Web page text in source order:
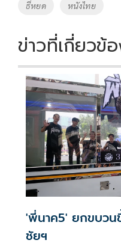
k k
Tags
ธี่หยด หนังไทย
ข่าวที่เกี่ยวข้
'พี่นาค5' ยกขบวน
ชัยฯ